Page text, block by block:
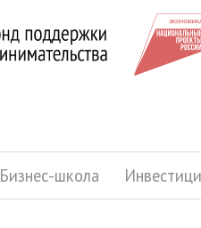
Бизнес-школа